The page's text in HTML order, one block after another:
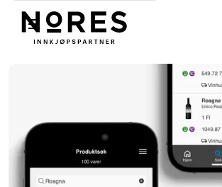
Nores